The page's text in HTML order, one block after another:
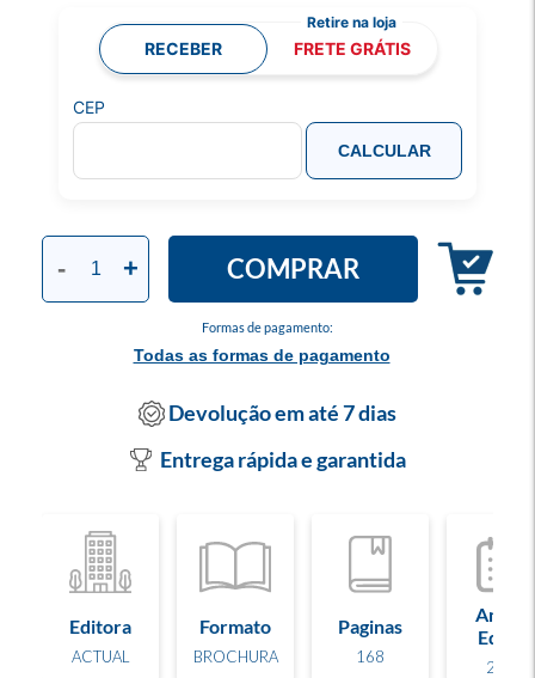
Formas de pagamento:
Todas as formas de pagamento
- + COMPRAR
RECEBER FRETE GRÁTIS
CEP
CALCULAR
Devolução em até 7 dias
Entrega rápida e garantida
Editora
ACTUAL
Formato
BROCHURA
Paginas
168
Ano de
Edição
2026